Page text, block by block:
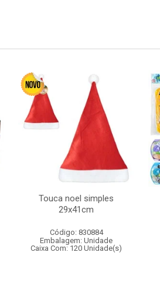
Touca noel simples
29x41cm
Código: 830884
Embalagem: Unidade
Caixa Com: 120 Unidade(s)